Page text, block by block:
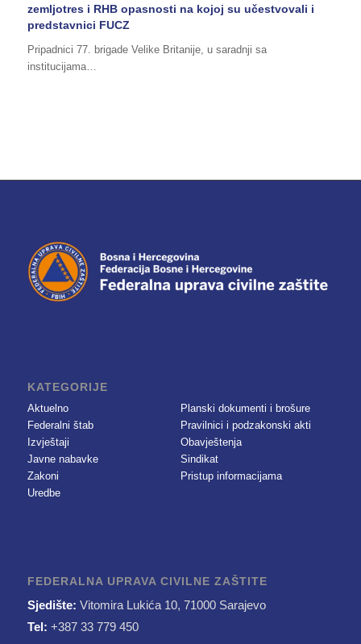
zemljotres i RHB opasnosti na kojoj su učestvovali i
predstavnici FUCZ
Pripadnici 77. brigade Velike Britanije, u saradnji sa
institucijama…
KATEGORIJE
Aktuelno
Federalni štab
Izvještaji
Javne nabavke
Zakoni
Uredbe
Planski dokumenti i brošure
Pravilnici i podzakonski akti
Obavještenja
Sindikat
Pristup informacijama
FEDERALNA UPRAVA CIVILNE ZAŠTITE
Sjedište: Vitomira Lukića 10, 71000 Sarajevo
Tel: +387 33 779 450